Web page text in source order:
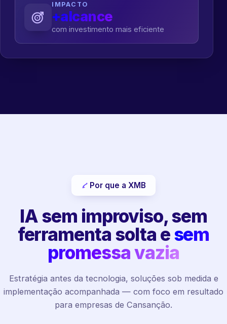
IMPACTO
+alcance
com investimento mais eficiente
Por que a XMB
IA sem improviso, sem
ferramenta solta esem
promessa vazia
Estratégia antes da tecnologia, soluções sob medida e
implementação acompanhada — com foco em resultado
para empresas de Cansanção.